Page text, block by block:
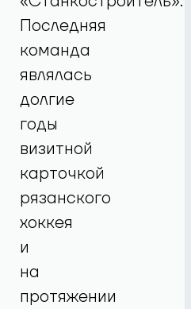
Последняя
команда
являлась
долгие
годы
визитной
карточкой
рязанского
хоккея
и
на
протяжении